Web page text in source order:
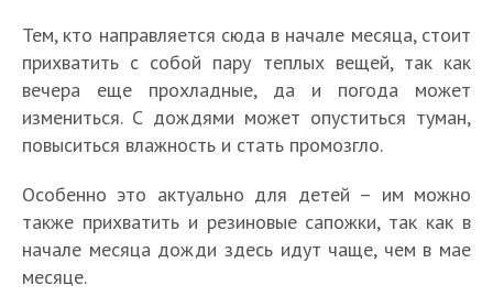
Тем, кто направляется сюда в начале месяца, стоит
прихватить с собой пару теплых вещей, так как
вечера еще прохладные, да и погода может
измениться. С дождями может опуститься туман,
повыситься влажность и стать промозгло.
Особенно это актуально для детей – им можно
также прихватить и резиновые сапожки, так как в
начале месяца дожди здесь идут чаще, чем в мае
месяце.